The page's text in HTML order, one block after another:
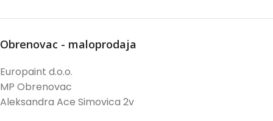
Obrenovac - maloprodaja
Europaint d.o.o.
MP Obrenovac
Aleksandra Ace Simovica 2v